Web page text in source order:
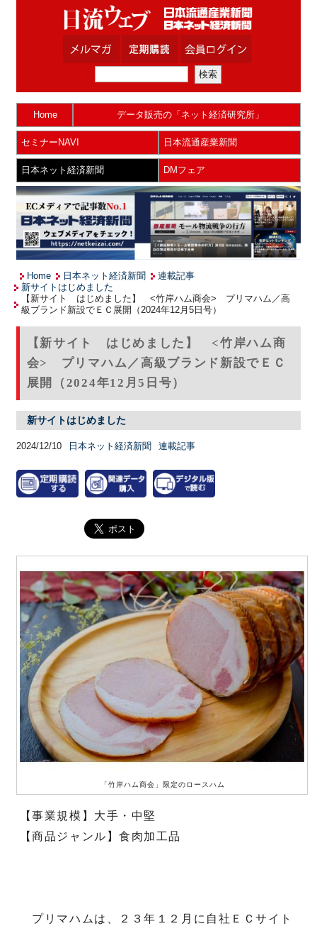
Home データ販売の「ネット経済研究所」
セミナーNAVI 日本流通産業新聞
日本ネット経済新聞 DMフェア
Home 日本ネット経済新聞
連載記事
新サイトはじめました
【新サイト はじめました】 <竹岸ハム商会> プリマハム／高
級ブランド新設でＥＣ展開（2024年12月5日号）
【新サイト はじめました】 <竹岸ハム商
会> プリマハム／高級ブランド新設でＥＣ
展開（2024年12月5日号）
新サイトはじめました
2024/12/10 日本ネット経済新聞 連載記事
「竹岸ハム商会」限定のロースハム
【事業規模】大手・中堅
【商品ジャンル】食肉加工品
プリマハムは、２３年１２月に自社ＥＣサイト